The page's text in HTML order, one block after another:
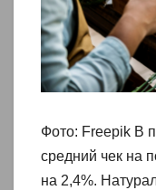
Фото: Freepik В
средний чек на
на 2,4%.